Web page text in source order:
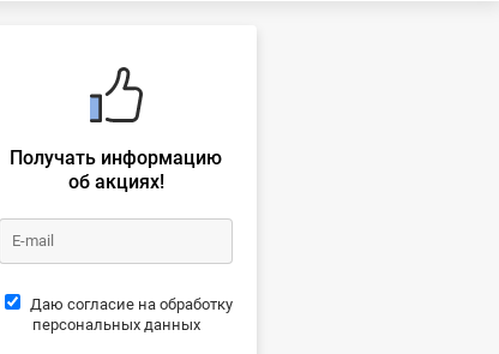
Получать информацию
об акциях!
Даю согласие на обработку
персональных данных